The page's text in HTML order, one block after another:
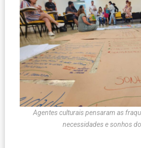
Agentes culturais pensaram as
necessidades e sonhos